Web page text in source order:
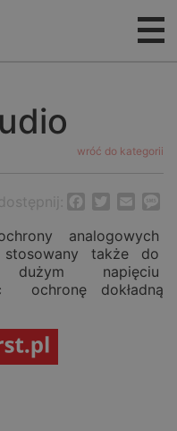
wróć do kategorii
Facebook
Twitter
Email
analogowych
także do
napięciu
ochronę dokładną